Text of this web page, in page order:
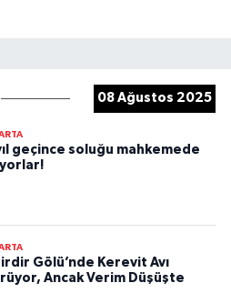
08 Ağustos 2025
geçince soluğu mahkemede
Gölü’nde Kerevit Avı
Ancak Verim Düşüşte